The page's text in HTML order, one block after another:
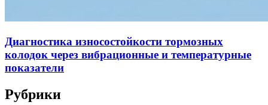
Диагностика износостойкости тормозных
колодок через вибрационные и температурные
показатели
Рубрики